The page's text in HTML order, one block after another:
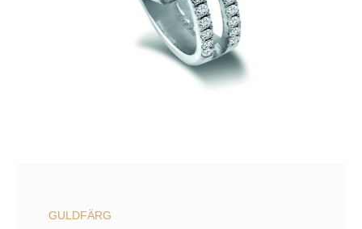
GULDFÄRG